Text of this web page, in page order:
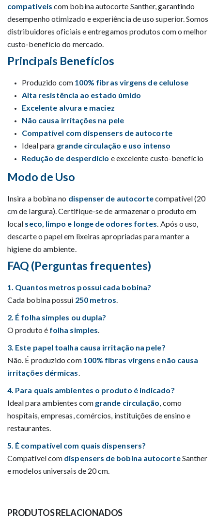
compatíveis com bobina autocorte Santher, garantindo
desempenho otimizado e experiência de uso superior. Somos
distribuidores oficiais e entregamos produtos com o melhor
custo-benefício do mercado.
Principais Benefícios
Produzido com 100% fibras virgens de celulose
Alta resistência ao estado úmido
Excelente alvura e maciez
Não causa irritações na pele
Compatível com dispensers de autocorte
Ideal para grande circulação e uso intenso
Redução de desperdício e excelente custo-benefício
Modo de Uso
Insira a bobina no dispenser de autocortecompatível (20
cm de largura). Certifique-se de armazenar o produto em
local seco, limpo e longe de odores fortes. Após o uso,
descarte o papel em lixeiras apropriadas para manter a
higiene do ambiente.
FAQ (Perguntas frequentes)
1. Quantos metros possui cada bobina?
Cada bobina possui 250 metros.
2. É folha simples ou dupla?
O produto é folha simples.
3. Este papel toalha causa irritação na pele?
Não. É produzido com 100% fibras virgens e não causa
irritações dérmicas.
4. Para quais ambientes o produto é indicado?
Ideal para ambientes com grande circulação, como
hospitais, empresas, comércios, instituições de ensino e
restaurantes.
5. É compatível com quais dispensers?
Compatível com dispensers de bobina autocorteSanther
e modelos universais de 20 cm.
PRODUTOS RELACIONADOS